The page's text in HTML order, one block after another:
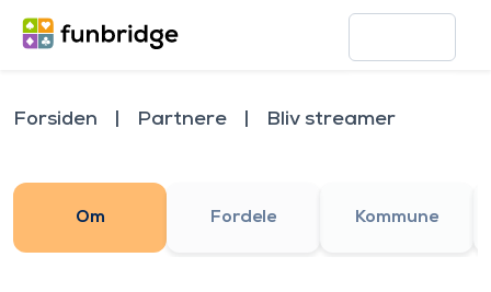
Forsiden Partnere Bliv streamer
Om Fordele Kommune